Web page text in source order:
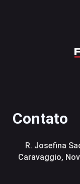
Contato
R. Josefina
Caravaggio,